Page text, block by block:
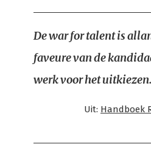
De war for talent is
faveure van de
werk voor het uitkiezen.
Uit: Handboek